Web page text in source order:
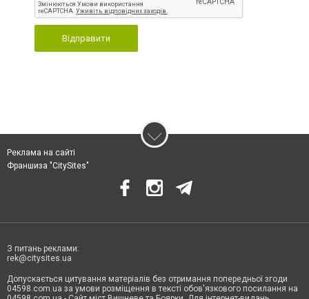
Відправити
Реклама на сайті
Франшиза "CitySites"
З питань реклами:
rek@citysites.ua
Допускається цитування матеріалів без отримання попередньої згоди
04598.com.ua за умови розміщення в тексті обов'язкового посилання на